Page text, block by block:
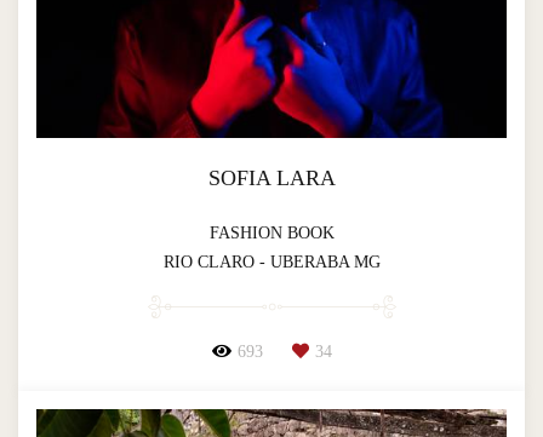
SOFIA LARA
FASHION BOOK
RIO CLARO - UBERABA MG
693 34